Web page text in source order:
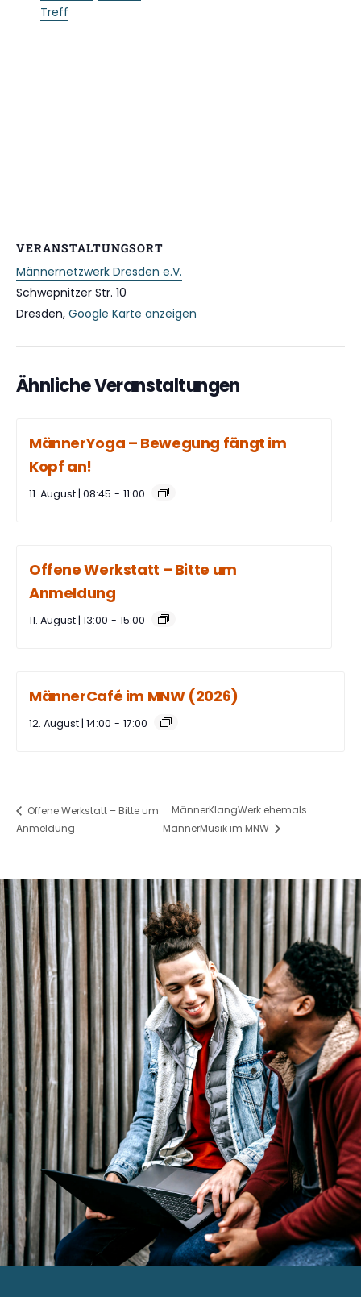
Treff
VERANSTALTUNGSORT
Männernetzwerk Dresden e.V.
Schwepnitzer Str. 10
Dresden, Google Karte anzeigen
Ähnliche Veranstaltungen
MännerYoga – Bewegung fängt im
Kopf an!
11. August | 08:45 - 11:00
Offene Werkstatt – Bitte um
Anmeldung
11. August | 13:00 - 15:00
MännerCafé im MNW (2026)
12. August | 14:00 - 17:00
Offene Werkstatt – Bitte um
Anmeldung
MännerKlangWerk ehemals
MännerMusik im MNW